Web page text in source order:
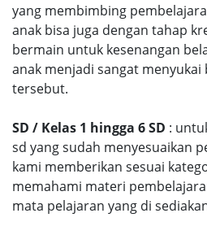
yang membimbing
anak bisa juga dengan tahap
bermain untuk kesenangan
anak menjadi sangat
tersebut.
SD / Kelas 1 hingga 6 SD :
sd yang sudah menyesuaikan
kami memberikan sesuai
memahami materi
mata pelajaran yang di